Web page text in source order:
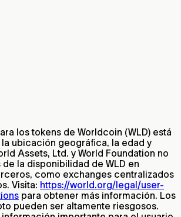
los tokens de Worldcoin (WLD) está
ubicación geográfica, la edad y
Assets, Ltd. y World Foundation no
la disponibilidad de WLD en
como exchanges centralizados
Visita: https://world.org/legal/user-
para obtener más información. Los
pueden ser altamente riesgosos.